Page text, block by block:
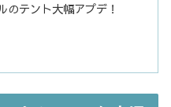
のテント大幅アプデ！